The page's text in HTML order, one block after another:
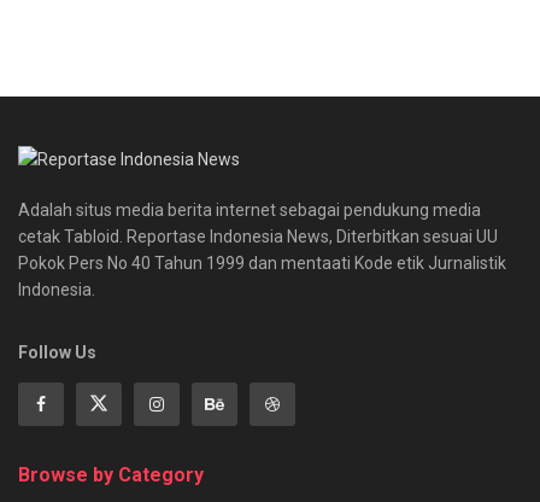
Adalah situs media berita internet sebagai pendukung media
cetak Tabloid. Reportase Indonesia News, Diterbitkan sesuai UU
Pokok Pers No 40 Tahun 1999 dan mentaati Kode etik Jurnalistik
Indonesia.
Follow Us
Browse by Category